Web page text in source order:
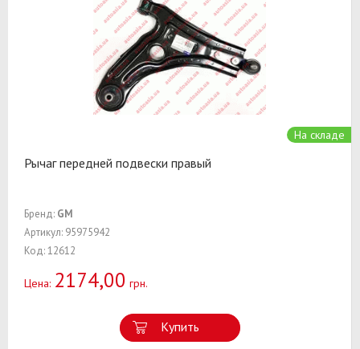
На складе
Рычаг передней подвески правый
Бренд: GM
Артикул: 95975942
Код: 12612
Цена: 2174,00 грн.
Купить